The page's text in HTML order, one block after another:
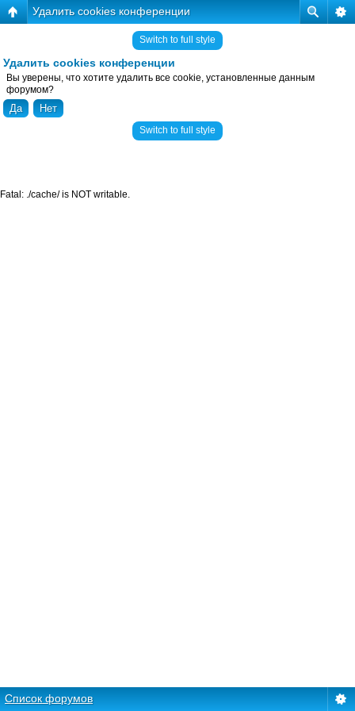
Удалить cookies конференции
Switch to full style
Удалить cookies конференции
Вы уверены, что хотите удалить все cookie, установленные данным
форумом?
Switch to full style
Список форумов
Fatal: ./cache/ is NOT writable.